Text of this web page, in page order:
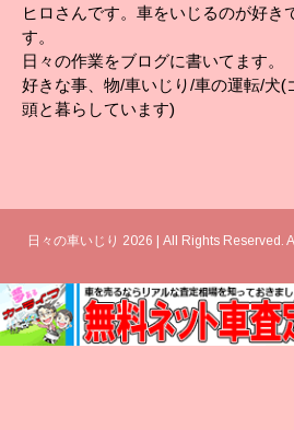
ヒロさんです。車をいじるのが好き
す。
日々の作業をブログに書いてます。
好きな事、物/車いじり/車の運転/犬(
頭と暮らしています)
日々の車いじり 2026 | All Rights Reserved.